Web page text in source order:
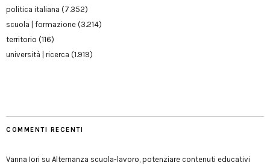
politica italiana (7.352)
scuola | formazione (3.214)
territorio (116)
università | ricerca (1.919)
COMMENTI RECENTI
Vanna Iori su Alternanza scuola-lavoro, potenziare contenuti educativi